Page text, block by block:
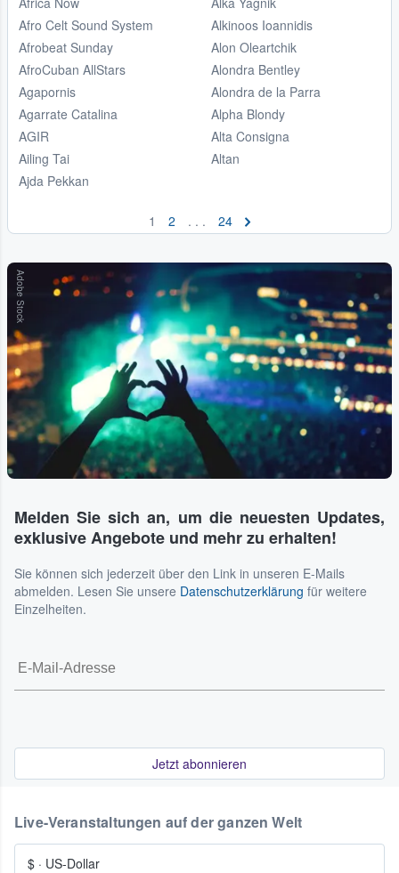
Afro Celt Sound System
Afrobeat Sunday
AfroCuban AllStars
Agapornis
Agarrate Catalina
AGIR
Ailing Tai
Ajda Pekkan
Alkinoos Ioannidis
Alon Oleartchik
Alondra Bentley
Alondra de la Parra
Alpha Blondy
Alta Consigna
Altan
1 2 . . . 24
Adobe Stock
Melden Sie sich an, um die neuesten Updates,
exklusive Angebote und mehr zu erhalten!
Sie können sich jederzeit über den Link in unseren E-Mails
abmelden. Lesen Sie unsere Datenschutzerklärung für weitere
Einzelheiten.
Jetzt abonnieren
Live-Veranstaltungen auf der ganzen Welt
$ · US-Dollar